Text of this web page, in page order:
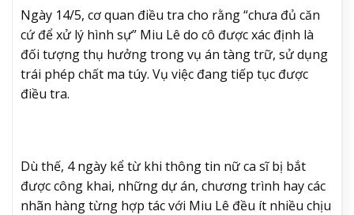
Ngày 14/5, cơ quan điều tra cho rằng “chưa đủ căn
cứ để xử lý hình sự” Miu Lê do cô được xác định là
đối tượng thụ hưởng trong vụ án tàng trữ, sử dụng
trái phép chất ma túy. Vụ việc đang tiếp tục được
điều tra.
Dù thế, 4 ngày kể từ khi thông tin nữ ca sĩ bị bắt
được công khai, những dự án, chương trình hay các
nhãn hàng từng hợp tác với Miu Lê đều ít nhiều chịu